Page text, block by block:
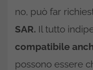
no, può far
SAR. Il tutto
compatibile
possono essere